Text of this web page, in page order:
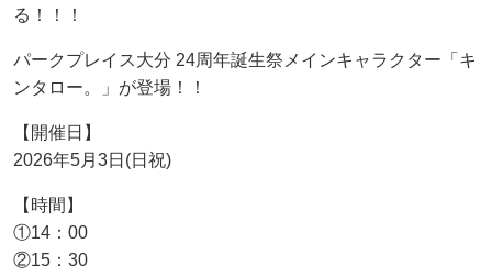
る！！！
パークプレイス大分 24周年誕生祭メインキャラクター「キ
ンタロー。」が登場！！
【開催日】
2026年5月3日(日祝)
【時間】
①14：00
②15：30